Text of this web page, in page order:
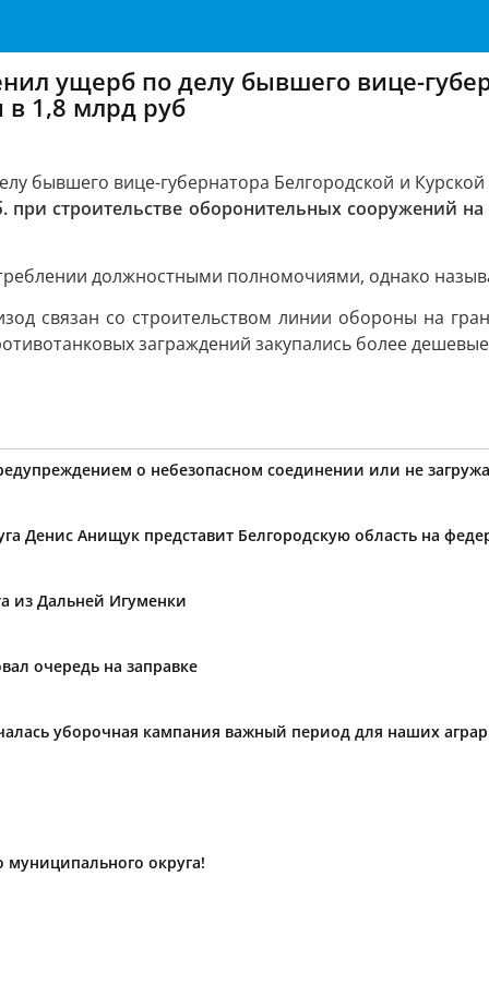
ущерб по делу бывшего вице-
в 1,8 млрд руб
бывшего вице-губернатора Белгородской и
при строительстве оборонительных сооружений
должностными полномочиями, однако
связан со строительством линии обороны на
заграждений закупались более
о небезопасном соединении или не
Денис Анищук представит Белгородскую область на
из Дальней Игуменки
очередь на заправке
уборочная кампания важный период для наших
округа!